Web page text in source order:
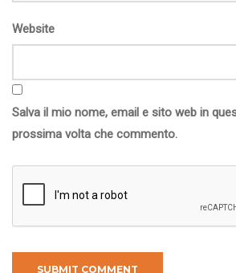
Website
Salva il mio nome, email e sito web in
prossima volta che commento.